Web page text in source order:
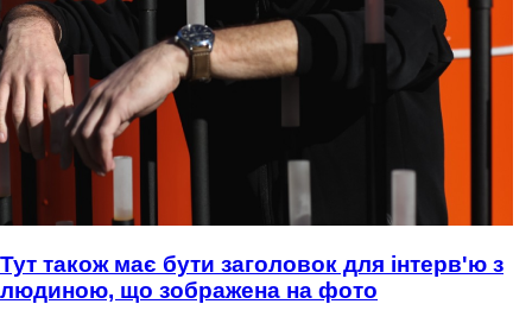
Тут також має бути заголовок для інтерв'ю з
людиною, що зображена на фото